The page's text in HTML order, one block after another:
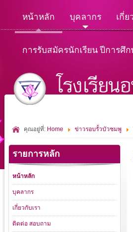
หน้าหลัก บุคลากร เกี่ย
การรับสมัครนักเรียน ปีการศึก
คุณอยู่ที่: Home ข่าวรอบรั้วบัวชมพู
รายการหลัก
หน้าหลัก
บุคลากร
เกี่ยวกับเรา
ติดต่อ สอบถาม